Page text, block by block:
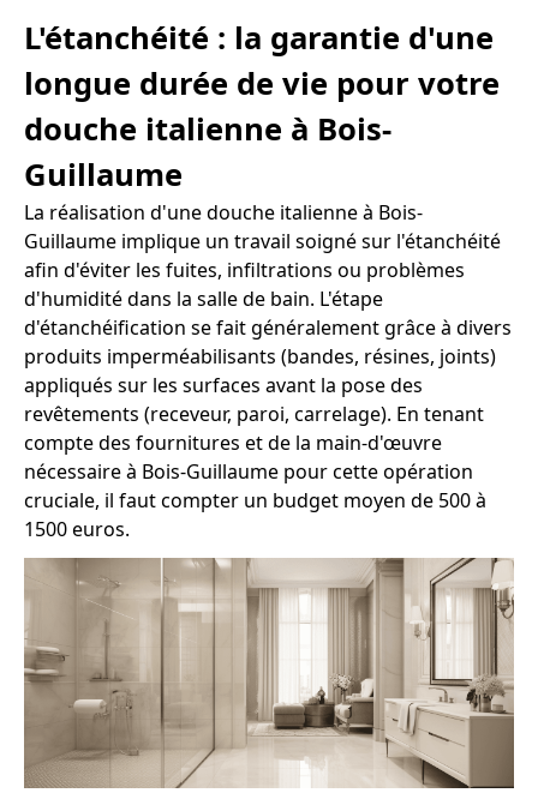
L'étanchéité : la garantie d'une
longue durée de vie pour votre
douche italienne à Bois-
Guillaume
La réalisation d'une douche italienne à Bois-
Guillaume implique un travail soigné sur l'étanchéité
afin d'éviter les fuites, infiltrations ou problèmes
d'humidité dans la salle de bain. L'étape
d'étanchéification se fait généralement grâce à divers
produits imperméabilisants (bandes, résines, joints)
appliqués sur les surfaces avant la pose des
revêtements (receveur, paroi, carrelage). En tenant
compte des fournitures et de la main-d'œuvre
nécessaire à Bois-Guillaume pour cette opération
cruciale, il faut compter un budget moyen de 500 à
1500 euros.